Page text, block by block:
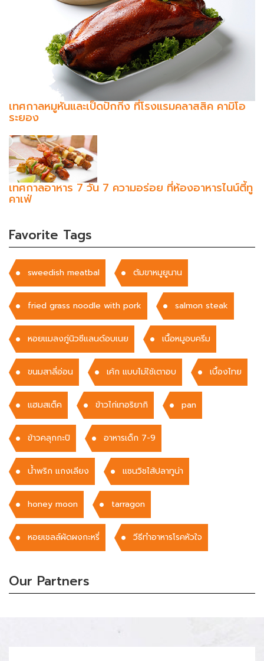
เทศกาลหมูหันและเป็ดปักกิ่ง ที่โรงแรมคลาสสิค คามิโอ
ระยอง
เทศกาลอาหาร 7 วัน 7 ความอร่อย ที่ห้องอาหารไนน์ตี้ทู
คาเฟ่
Favorite Tags
sweedish meatbal ต้มขาหมูยูนาน
fried grass noodle with pork salmon steak
หอยแมลงภู่นิวซีแลนด์อบเนย เนื้อหมูอบครีม
ขนมสาลี่อ่อน เค้ก แบบไม่ใช้เตาอบ เบื้องไทย
แฮมสเต็ค ข้าวไก่เทอริยากิ pan
ข้าวคลุกกะปิ อาหารเด็ก 7-9
น้ำพริก แกงเลียง แซนวิชไส้ปลาทูน่า
honey moon tarragon
หอยเชลล์ผัดผงกะหรี่ วีธีทำอาหารโรคหัวใจ
Our Partners